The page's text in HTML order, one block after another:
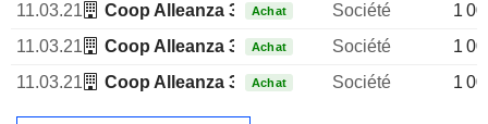
11.03.21
Coop Alleanza 3.0 SC
Achat Société
1
11.03.21
Coop Alleanza 3.0 SC
Achat Société
1
11.03.21
Coop Alleanza 3.0 SC
Achat Société 1